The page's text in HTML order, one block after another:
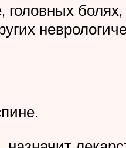
головных